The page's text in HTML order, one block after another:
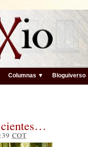
Columnas ▼ Bloguiverso
COT